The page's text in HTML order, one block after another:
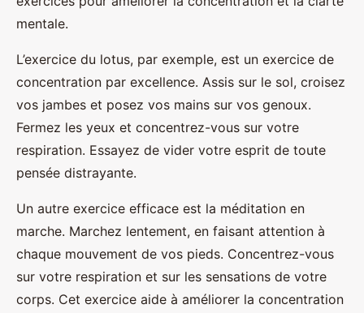
mentale.
L’exercice du lotus, par exemple, est un exercice de
concentration par excellence. Assis sur le sol, croisez
vos jambes et posez vos mains sur vos genoux.
Fermez les yeux et concentrez-vous sur votre
respiration. Essayez de vider votre esprit de toute
pensée distrayante.
Un autre exercice efficace est la méditation en
marche. Marchez lentement, en faisant attention à
chaque mouvement de vos pieds. Concentrez-vous
sur votre respiration et sur les sensations de votre
corps. Cet exercice aide à améliorer la concentration